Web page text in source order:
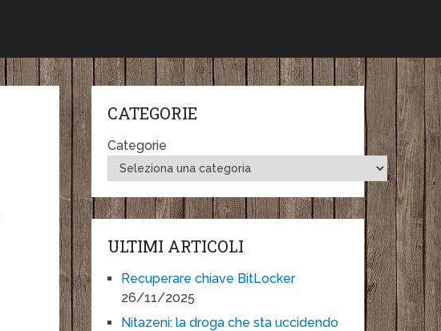
CATEGORIE
Categorie
ULTIMI ARTICOLI
Recuperare chiave BitLocker
26/11/2025
Nitazeni: la droga che sta uccidendo